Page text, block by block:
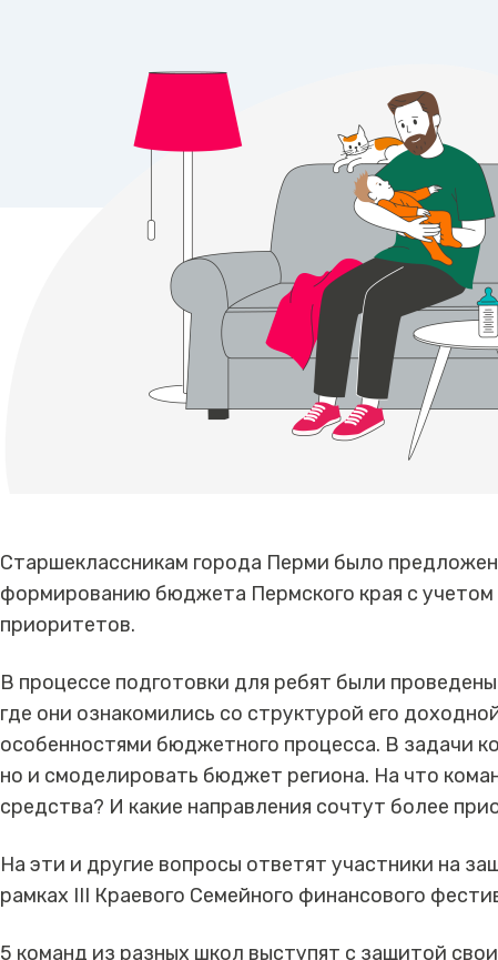
Старшеклассникам города Перми было
формированию бюджета Пермского края с учетом
приоритетов.
В процессе подготовки для ребят были
где они ознакомились со структурой его
особенностями бюджетного процесса. В задачи
но и смоделировать бюджет региона. На что
средства? И какие направления сочтут более
На эти и другие вопросы ответят участники на
рамках III Краевого Семейного финансового
5 команд из разных школ выступят с защитой